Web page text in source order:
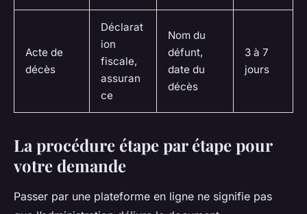
Acte de
décès
Déclarat
ion
fiscale,
assuran
ce
Nom du
défunt,
date du
décès
3 à 7
jours
La procédure étape par étape pour
votre demande
Passer par une plateforme en ligne ne signifie pas